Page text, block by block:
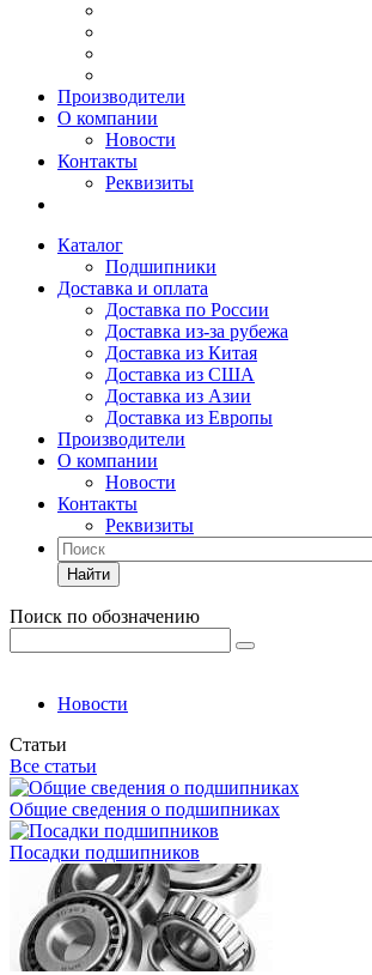
Производители
О компании
Новости
Контакты
Реквизиты
Каталог
Подшипники
Доставка и оплата
Доставка по России
Доставка из-за рубежа
Доставка из Китая
Доставка из США
Доставка из Азии
Доставка из Европы
Производители
О компании
Новости
Контакты
Реквизиты
Найти
Поиск по обозначению
Новости
Статьи
Все статьи
Общие сведения о подшипниках
Посадки подшипников